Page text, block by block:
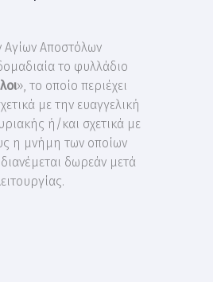
Αγίων Αποστόλων
το φυλλάδιο
», το οποίο περιέχει
με την ευαγγελική
ή/και σχετικά με
η μνήμη των οποίων
δωρεάν μετά